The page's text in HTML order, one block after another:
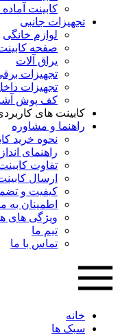
کابینت
تجهیزات جانبی
لوازم خانگی
صفحه
یراق آلات
تجهیزات
تجهیزات
کف پوش
کابینت های
راهنما و مشاوره
نحوه خرید
راهنمای
تفاوت
ارسال
کیفیت و
اطمینان به
ویژگی های
تیم ما
تماس با ما
خانه
سبک ها